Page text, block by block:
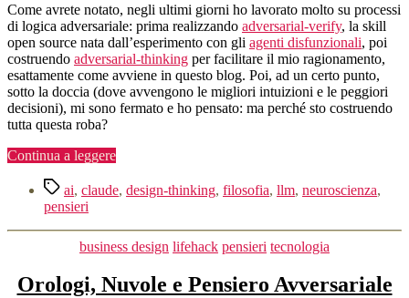
Come avrete notato, negli ultimi giorni ho lavorato molto su processi
di logica adversariale: prima realizzando adversarial-verify, la skill
open source nata dall’esperimento con gli agenti disfunzionali, poi
costruendo adversarial-thinking per facilitare il mio ragionamento,
esattamente come avviene in questo blog. Poi, ad un certo punto,
sotto la doccia (dove avvengono le migliori intuizioni e le peggiori
decisioni), mi sono fermato e ho pensato: ma perché sto costruendo
tutta questa roba?
Continua a leggere“Pensieri
Tag ai, claude, design-thinking, filosofia, llm, neuroscienza,
pensieri
Categorie
business design lifehack pensieri tecnologia
Orologi, Nuvole e Pensiero Avversariale